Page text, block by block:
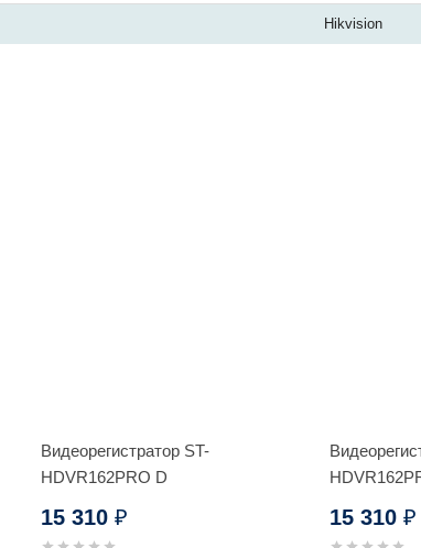
Hikvision
Видеорегистратор ST-
HDVR162PRO D
15 310 ₽ 15 310₽